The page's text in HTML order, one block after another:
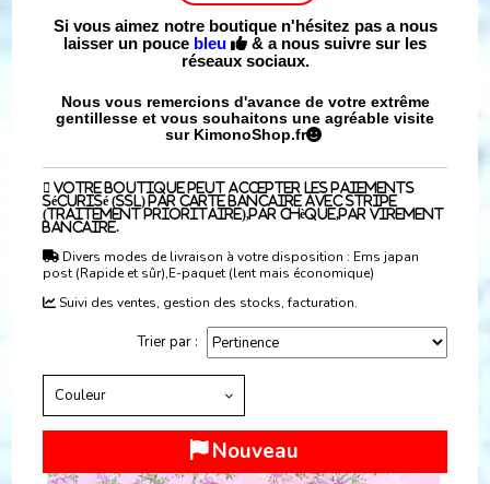
Si vous aimez notre boutique n'hésitez pas a nous
laisser un pouce bleu  & a nous suivre sur les
réseaux sociaux.
Nous vous remercions d'avance de votre extrême
gentillesse et vous souhaitons une agréable visite
sur KimonoShop.fr
 Votre boutique peut accepter les paiements
sécurisé (SSL) par Carte Bancaire avec Stripe
(traitement prioritaire),par chèque,par virement
bancaire.
 Divers modes de livraison à votre disposition : Ems japan
post (Rapide et sûr),E-paquet (lent mais économique)
 Suivi des ventes, gestion des stocks, facturation.
Trier par :
Couleur
Nouveau